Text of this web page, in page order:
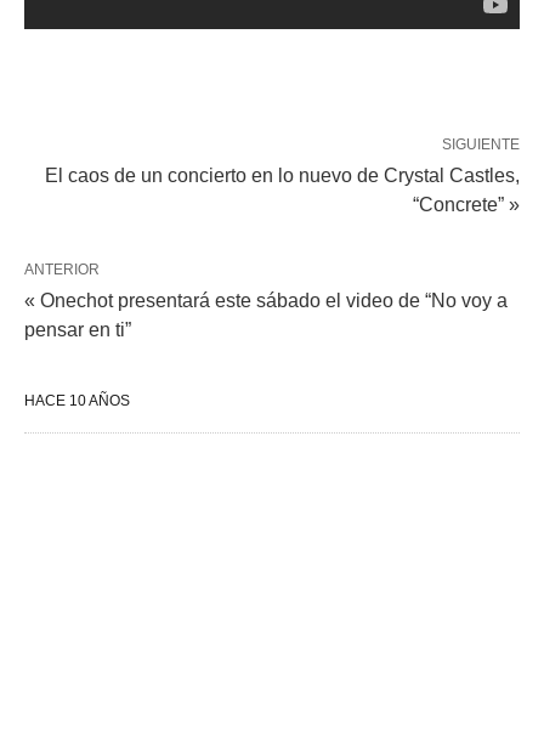
SIGUIENTE
El caos de un concierto en lo nuevo de Crystal Castles,
“Concrete” »
ANTERIOR
« Onechot presentará este sábado el video de “No voy a
pensar en ti”
HACE 10 AÑOS